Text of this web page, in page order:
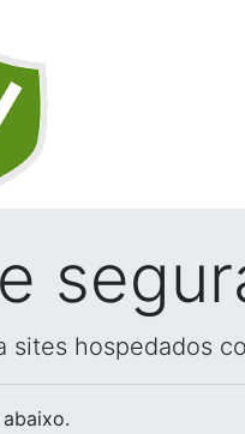
sites hospedados